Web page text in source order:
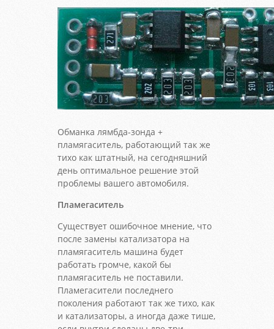
Обманка лямбда-зонда +
пламягаситель, работающий так же
тихо как штатный, на сегодняшний
день оптимальное решение этой
проблемы вашего автомобиля.
Пламегаситель
Существует ошибочное мнение, что
после замены катализатора на
пламягаситель машина будет
работать громче, какой бы
пламягаситель не поставили.
Пламегасители последнего
поколения работают так же тихо, как
и катализаторы, а иногда даже тише,